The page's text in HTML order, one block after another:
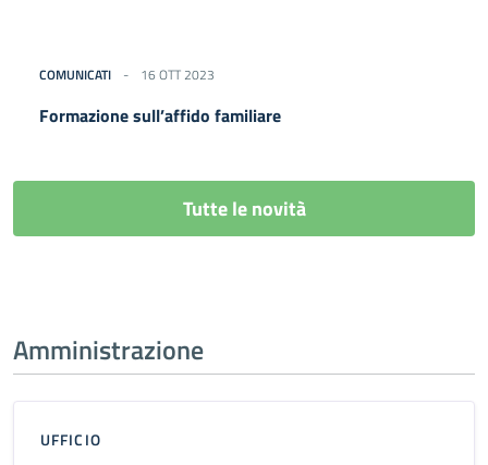
COMUNICATI 16 OTT 2023
Formazione sull’affido familiare
Tutte le novità
Amministrazione
UFFICIO